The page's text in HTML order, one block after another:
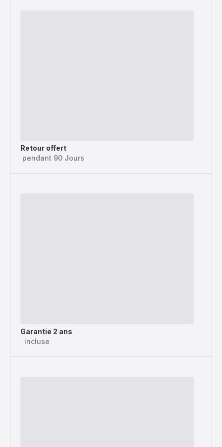
Retour offert
pendant 90 Jours
Garantie 2 ans
incluse